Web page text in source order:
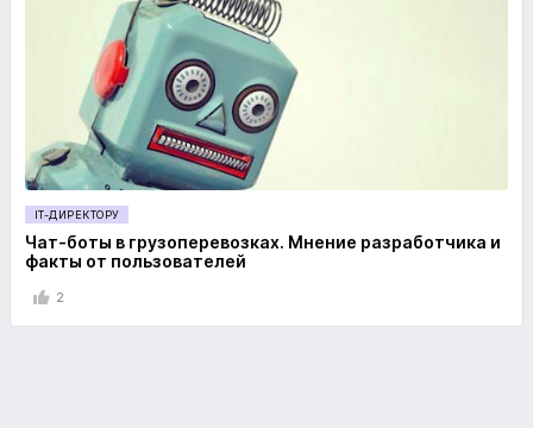
IT-ДИРЕКТОРУ
Чат-боты в грузоперевозках. Мнение разработчика и
факты от пользователей
2